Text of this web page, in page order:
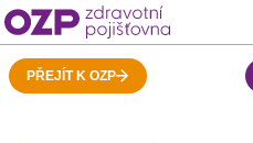
PŘEJÍT K OZP